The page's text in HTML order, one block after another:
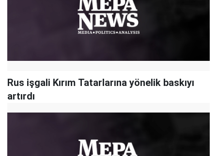
Rus işgali Kırım Tatarlarına yönelik baskıyı
artırdı